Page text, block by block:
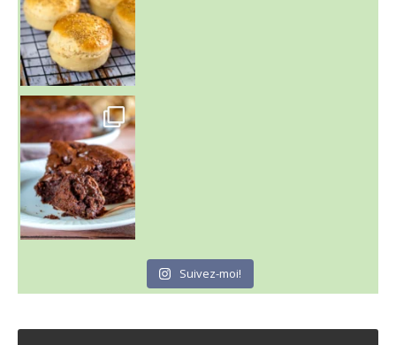
~ GÂTEAU FONDANT CHOCO NOISETTE ~
C'est lundi
Suivez-moi!